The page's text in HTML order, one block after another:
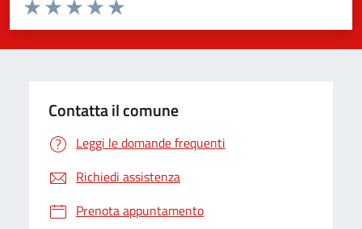
Valuta 5 stelle su 5
Valuta 4 stelle su 5
Valuta 3 stelle su 5
Valuta 2 stelle su 5
Valuta 1 stelle su 5
Contatta il comune
Leggi le domande frequenti
Richiedi assistenza
Prenota appuntamento